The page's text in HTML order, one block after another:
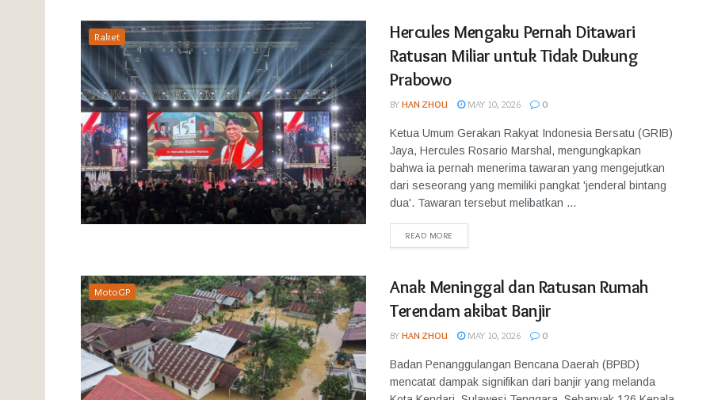
Raket
Hercules Mengaku Pernah Ditawari
Ratusan Miliar untuk Tidak Dukung
Prabowo
BY HAN ZHOU MAY 10, 2026 0
Ketua Umum Gerakan Rakyat Indonesia Bersatu (GRIB)
Jaya, Hercules Rosario Marshal, mengungkapkan
bahwa ia pernah menerima tawaran yang mengejutkan
dari seseorang yang memiliki pangkat 'jenderal bintang
dua'. Tawaran tersebut melibatkan ...
READ MORE
MotoGP
Anak Meninggal dan Ratusan Rumah
Terendam akibat Banjir
BY HAN ZHOU MAY 10, 2026 0
Badan Penanggulangan Bencana Daerah (BPBD)
mencatat dampak signifikan dari banjir yang melanda